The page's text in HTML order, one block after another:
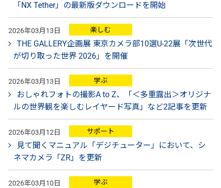
「NX Tether」の最新版ダウンロードを開始
2026年03月13日 楽しむ
THE GALLERY企画展 東京カメラ部10選U-22展「次世代
が切り取った世界 2026」を開催
2026年03月13日 学ぶ
おしゃれフォトの撮影A to Z、「＜多重露出＞オリジナ
ルの世界観を楽しむレイヤード写真」など2記事を更新
2026年03月12日 サポート
見て聞くマニュアル「デジチューター」において、シ
ネマカメラ「ZR」を更新
2026年03月10日 学ぶ